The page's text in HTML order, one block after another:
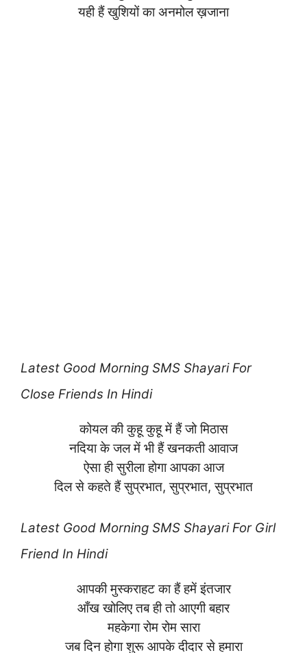
यही हैं खुशियों का अनमोल ख़जाना
Latest Good Morning SMS Shayari For
Close Friends In Hindi
कोयल की कुहू कुहू में हैं जो मिठास
नदिया के जल में भी हैं खनकती आवाज
ऐसा ही सुरीला होगा आपका आज
दिल से कहते हैं सुप्रभात, सुप्रभात, सुप्रभात
Latest Good Morning SMS Shayari For Girl
Friend In Hindi
आपकी मुस्कराहट का हैं हमें इंतजार
आँख खोलिए तब ही तो आएगी बहार
महकेगा रोम रोम सारा
जब दिन होगा शुरू आपके दीदार से हमारा